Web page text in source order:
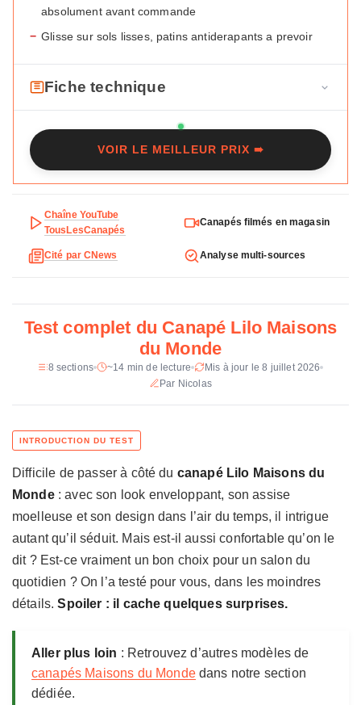
absolument avant commande
− Glisse sur sols lisses, patins antiderapants a prevoir
Fiche technique
c
e
e
h
u
n
a
p
é
l
o
M
o
n
Maisons du Monde
Modele Lilo
Type Droit
Places
Dimensions 240 x 102 x 76 cm
Revetement Tissu sable 50 % polyester recycle
Mousse polyurethane 30 kg/m3, fibres
polyester
Ressorts Nosag
Pieds Hevea peint
Montage Livre monte (pieds demontables)
VOIR LE MEILLEUR PRIX ➠
Chaîne YouTube
TousLesCanapés
Canapés filmés en magasin
Cité par CNews Analyse multi-sources
Test complet du Canapé Lilo Maisons
du Monde
8 sections ~14 min de lecture
Mis à jour le 8 juillet 2026
Par Nicolas
Difficile de passer à côté du canapé Lilo Maisons du
Monde: avec son look enveloppant, son assise
moelleuse et son design dans l’air du temps, il intrigue
autant qu’il séduit. Mais est-il aussi confortable qu’on le
dit ? Est-ce vraiment un bon choix pour un salon du
quotidien ? On l’a testé pour vous, dans les moindres
détails.Spoiler : il cache quelques surprises.
Aller plus loin : Retrouvez d’autres modèles de
canapés Maisons du Mondedans notre section
dédiée.